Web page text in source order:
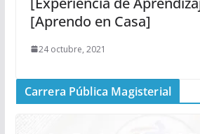
[Aprendo en Casa]
24 octubre, 2021
Carrera Pública Magisterial